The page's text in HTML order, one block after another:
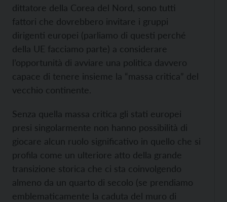
dittatore della Corea del Nord, sono tutti
fattori che dovrebbero invitare i gruppi
dirigenti europei (parliamo di questi perché
della UE facciamo parte) a considerare
l’opportunità di avviare una politica davvero
capace di tenere insieme la “massa critica” del
vecchio continente.
Senza quella massa critica gli stati europei
presi singolarmente non hanno possibilità di
giocare alcun ruolo significativo in quello che si
profila come un ulteriore atto della grande
transizione storica che ci sta coinvolgendo
almeno da un quarto di secolo (se prendiamo
emblematicamente la caduta del muro di